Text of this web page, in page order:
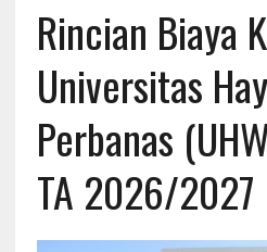
Rincian Biaya
Universitas
Perbanas
TA 2026/2027